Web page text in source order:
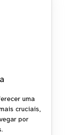
uma
cruciais,
por